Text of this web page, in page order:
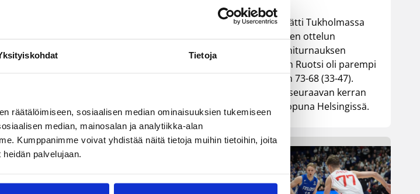
Tietoja
räätälöimiseen, sosiaalisen median ominaisuuksien tukemiseen
median, mainosalan ja analytiikka-alan
Kumppanimme voivat yhdistää näitä tietoja muihin tietoihin, joita
palvelujaan.
Susiladies päätti Tukholmassa
pelatun kahden ottelun
mittaisen miniturnauksen
tappioon, kun Ruotsi oli parempi
loppulukemin 73-68 (33-47).
Suomi pelaa seuraavan kerran
ensi viikonloppuna Helsingissä.